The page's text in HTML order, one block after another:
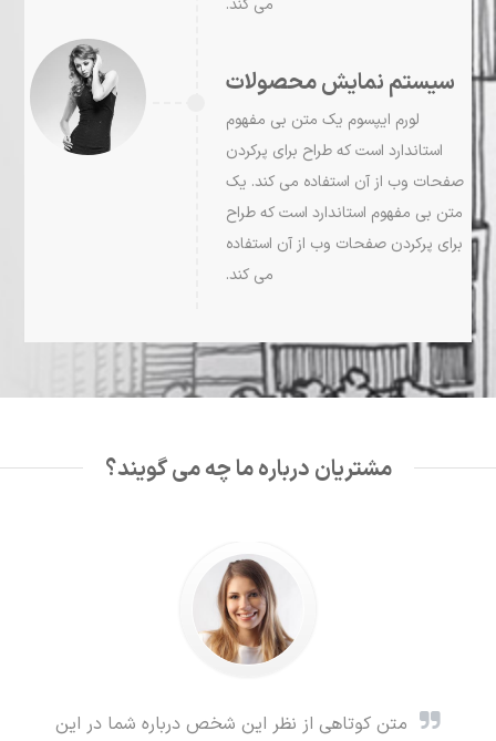
می کند.
سیستم نمایش محصولات
لورم ايپسوم يک متن بی مفهوم
استاندارد است که طراح برای پرکردن
صفحات وب از آن استفاده می کند. يک
متن بی مفهوم استاندارد است که طراح
برای پرکردن صفحات وب از آن استفاده
می کند.
مشتریان درباره ما چه می گویند؟
متن کوتاهی از نظر این شخص درباره شما در این